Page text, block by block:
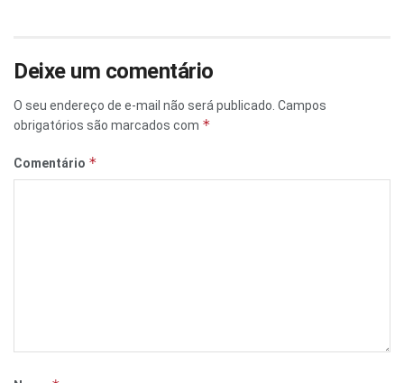
Deixe um comentário
O seu endereço de e-mail não será publicado. Campos
obrigatórios são marcados com *
Comentário *